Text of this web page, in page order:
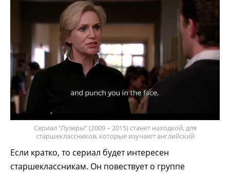
Сериал “Лузеры” (2009 – 2015) станет находкой, для
старшеклассников, которые изучают английский
Если кратко, то сериал будет интересен
старшеклассникам. Он повествует о группе